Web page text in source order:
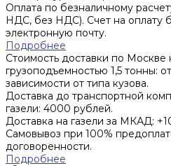
Оплата по безналичному
НДС, без НДС). Счет на оплату
электронную почту.
Подробнее
Стоимость доставки по Москве
грузоподъемностью 1,5 тонны:
зависимости от типа кузова.
Доставка до транспортной
газели: 4000 рублей.
Доставка на газели за МКАД:
Самовывоз при 100%
договоренности.
Подробнее